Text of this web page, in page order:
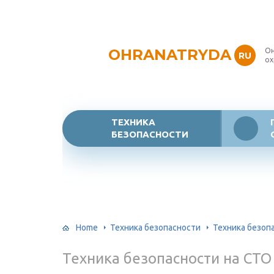
OHRANATRYDA RU
ТЕХНИКА
БЕЗОПАСНОСТИ
Home Техника безопасности Техника
Техника безопасности на СТО